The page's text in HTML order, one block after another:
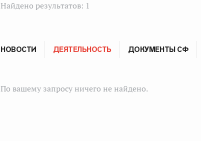
Найдено результатов: 1
НОВОСТИ ДЕЯТЕЛЬНОСТЬ ДОКУМЕНТЫ СФ
По вашему запросу ничего не найдено.